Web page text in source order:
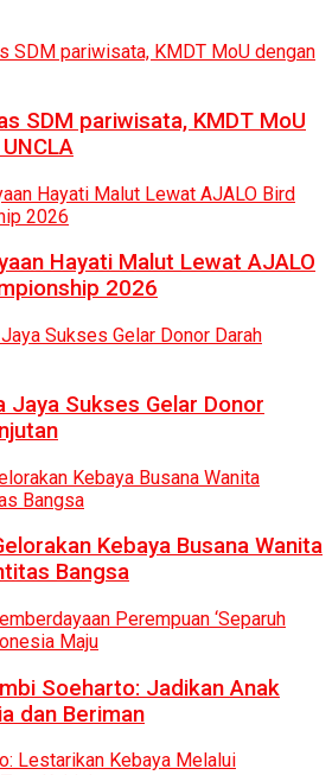
SDM pariwisata, KMDT MoU
Hayati Malut Lewat AJALO
2026
Jaya Sukses Gelar Donor
Kebaya Busana Wanita
Bangsa
Soeharto: Jadikan Anak
dan Beriman